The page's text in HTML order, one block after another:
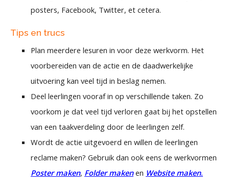
posters, Facebook, Twitter, et cetera.
Tips en trucs
Plan meerdere lesuren in voor deze werkvorm. Het
voorbereiden van de actie en de daadwerkelijke
uitvoering kan veel tijd in beslag nemen.
Deel leerlingen vooraf in op verschillende taken. Zo
voorkom je dat veel tijd verloren gaat bij het opstellen
van een taakverdeling door de leerlingen zelf.
Wordt de actie uitgevoerd en willen de leerlingen
reclame maken? Gebruik dan ook eens de werkvormen
Poster maken, Folder makenen Website maken.